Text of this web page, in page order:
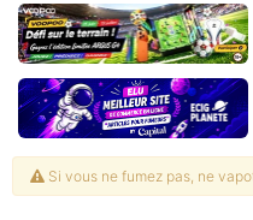
Si vous ne fumez pas, ne